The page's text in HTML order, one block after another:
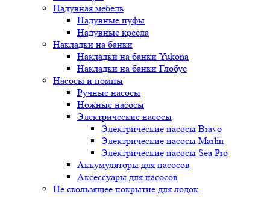
Надувная мебель
Надувные пуфы
Надувные кресла
Накладки на банки
Накладки на банки Yukona
Накладки на банки Глобус
Насосы и помпы
Ручные насосы
Ножные насосы
Электрические насосы
Электрические насосы Bravo
Электрические насосы Marlin
Электрические насосы Sea Pro
Аккумуляторы для насосов
Аксессуары для насосов
Не скользящее покрытие для лодок